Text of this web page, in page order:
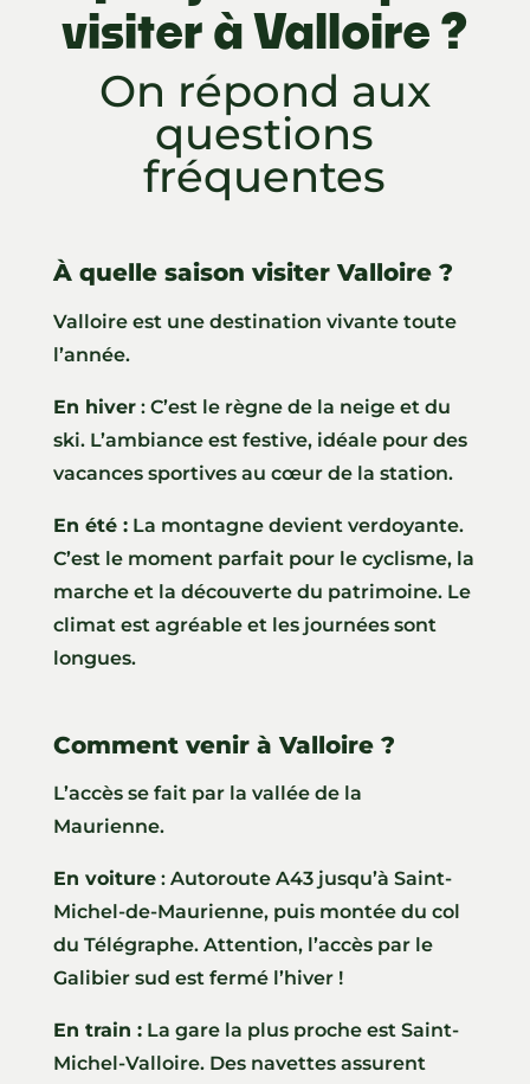
visiter à Valloire ?
On répond aux
questions
fréquentes
À quelle saison visiter Valloire ?
Valloire est une destination vivante toute
l’année.
En hiver: C’est le règne de la neige et du
ski. L’ambiance est festive, idéale pour des
vacances sportives au cœur de la station.
En été :La montagne devient verdoyante.
C’est le moment parfait pour le cyclisme, la
marche et la découverte du patrimoine. Le
climat est agréable et les journées sont
longues.
Comment venir à Valloire ?
L’accès se fait par la vallée de la
Maurienne.
En voiture: Autoroute A43 jusqu’à Saint-
Michel-de-Maurienne, puis montée du col
du Télégraphe. Attention, l’accès par le
Galibier sud est fermé l’hiver !
En train :La gare la plus proche est Saint-
Michel-Valloire. Des navettes assurent